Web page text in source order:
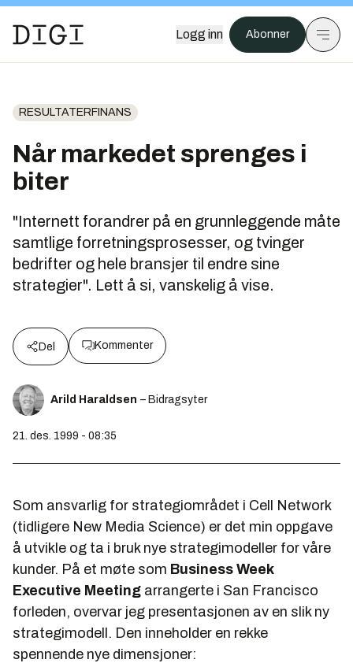
Logg inn Abonner
RESULTATERFINANS
Når markedet sprenges i
biter
"Internett forandrer på en grunnleggende måte
samtlige forretningsprosesser, og tvinger
bedrifter og hele bransjer til endre sine
strategier". Lett å si, vanskelig å vise.
Del Kommenter
Arild Haraldsen – Bidragsyter
21. des. 1999 - 08:35
Som ansvarlig for strategiområdet i Cell Network
(tidligere New Media Science) er det min oppgave
å utvikle og ta i bruk nye strategimodeller for våre
kunder. På et møte som Business Week
Executive Meeting arrangerte i San Francisco
forleden, overvar jeg presentasjonen av en slik ny
strategimodell. Den inneholder en rekke
spennende nye dimensjoner: